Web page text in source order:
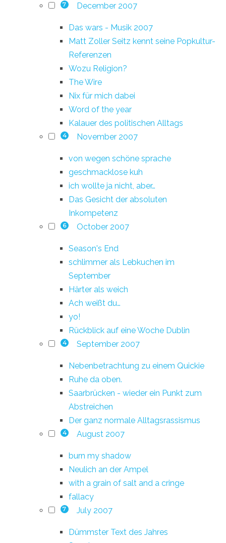
7 December 2007
Das wars - Musik 2007
Matt Zoller Seitz kennt seine Popkultur-
Referenzen
Wozu Religion?
The Wire
Nix für mich dabei
Word of the year
Kalauer des politischen Alltags
4 November 2007
von wegen schöne sprache
geschmacklose kuh
ich wollte ja nicht, aber…
Das Gesicht der absoluten
Inkompetenz
6 October 2007
Season's End
schlimmer als Lebkuchen im
September
Härter als weich
Ach weißt du…
yo!
Rückblick auf eine Woche Dublin
4 September 2007
Nebenbetrachtung zu einem Quickie
Ruhe da oben.
Saarbrücken - wieder ein Punkt zum
Abstreichen
Der ganz normale Alltagsrassismus
4 August 2007
burn my shadow
Neulich an der Ampel
with a grain of salt and a cringe
fallacy
7 July 2007
Dümmster Text des Jahres